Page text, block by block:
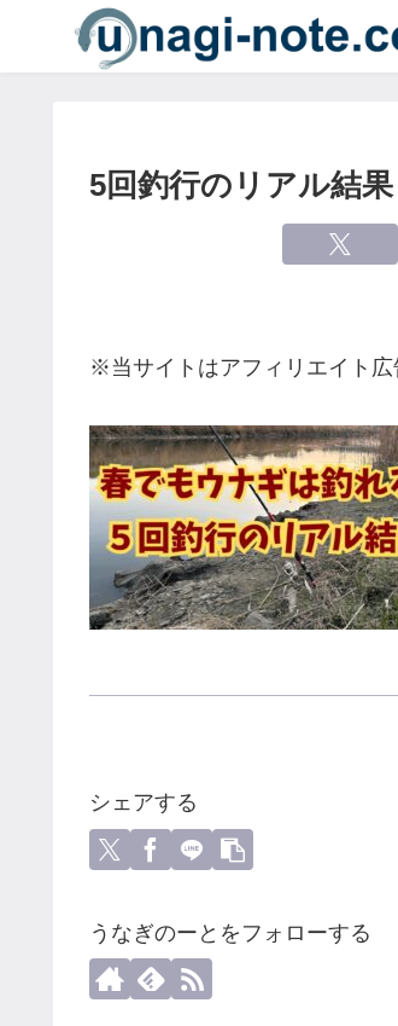
5回釣行のリアル結果
※当サイトはアフィリエイト広
シェアする
うなぎのーとをフォローする